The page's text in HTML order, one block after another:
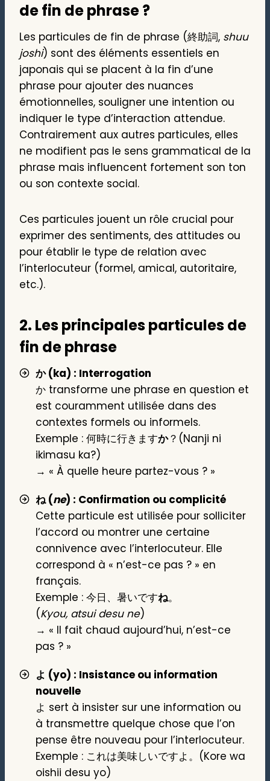
de fin de phrase ?
Les particules de fin de phrase (終助詞, shuu
joshi) sont des éléments essentiels en
japonais qui se placent à la fin d’une
phrase pour ajouter des nuances
émotionnelles, souligner une intention ou
indiquer le type d’interaction attendue.
Contrairement aux autres particules, elles
ne modifient pas le sens grammatical de la
phrase mais influencent fortement son ton
ou son contexte social.
Ces particules jouent un rôle crucial pour
exprimer des sentiments, des attitudes ou
pour établir le type de relation avec
l’interlocuteur (formel, amical, autoritaire,
etc.).
2. Les principales particules de
fin de phrase
か (ka) : Interrogation
か transforme une phrase en question et
est couramment utilisée dans des
contextes formels ou informels.
Exemple : 何時に行きますか？(Nanji ni
ikimasu ka?)
→ « À quelle heure partez-vous ? »
ね (ne) : Confirmation ou complicité
Cette particule est utilisée pour solliciter
l’accord ou montrer une certaine
connivence avec l’interlocuteur. Elle
correspond à « n’est-ce pas ? » en
français.
Exemple : 今日、暑いですね。
(Kyou, atsui desu ne)
→ « Il fait chaud aujourd’hui, n’est-ce
pas ? »
よ (yo) : Insistance ou information
nouvelle
よ sert à insister sur une information ou
à transmettre quelque chose que l’on
pense être nouveau pour l’interlocuteur.
Exemple : これは美味しいですよ。(Kore wa
oishii desu yo)